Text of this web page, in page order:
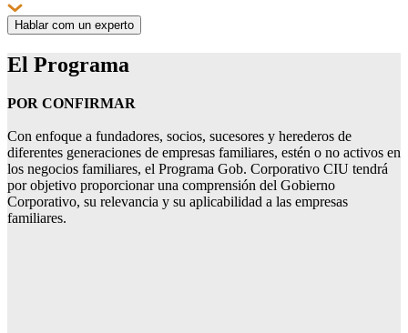
Hablar com un experto
El Programa
POR CONFIRMAR
Con enfoque a fundadores, socios, sucesores y herederos de
diferentes generaciones de empresas familiares, estén o no activos en
los negocios familiares, el Programa Gob. Corporativo CIU tendrá
por objetivo proporcionar una comprensión del Gobierno
Corporativo, su relevancia y su aplicabilidad a las empresas
familiares.